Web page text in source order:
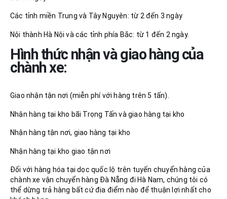
Các tỉnh miền Trung và Tây Nguyên: từ 2 đến 3 ngày
Nội thành Hà Nội và các tỉnh phía Bắc: từ 1 đến 2 ngày.
Hình thức nhận và giao hàng của
chành xe:
Giao nhận tận nơi (miễn phí với hàng trên 5 tấn).
Nhận hàng tại kho bãi Trọng Tấn và giao hàng tại kho
Nhận hàng tận nơi, giao hàng tại kho
Nhận hàng tại kho giao tận nơi
Đối với hàng hóa tại dọc quốc lộ trên tuyến chuyển hàng của
chành xe vận chuyển hàng Đà Nẵng đi Hà Nam, chúng tôi có
thể dừng trả hàng bất cứ địa điểm nào để thuận lợi nhất cho